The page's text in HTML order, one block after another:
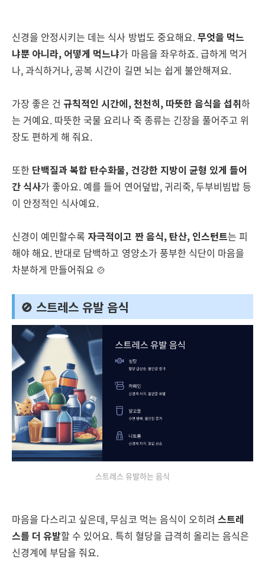
신경을 안정시키는 데는 식사 방법도 중요해요.무엇을 먹느
냐뿐 아니라, 어떻게 먹느냐가 마음을 좌우하죠. 급하게 먹거
나, 과식하거나, 공복 시간이 길면 뇌는 쉽게 불안해져요.
가장 좋은 건규칙적인 시간에, 천천히, 따뜻한 음식을 섭취하
는 거예요. 따뜻한 국물 요리나 죽 종류는 긴장을 풀어주고 위
장도 편하게 해 줘요.
또한 단백질과 복합 탄수화물, 건강한 지방이 균형 있게 들어
간 식사가 좋아요. 예를 들어 연어덮밥, 귀리죽, 두부비빔밥 등
이 안정적인 식사예요.
신경이 예민할수록 자극적이고 짠 음식, 탄산, 인스턴트는 피
해야 해요. 반대로 담백하고 영양소가 풍부한 식단이 마음을
차분하게 만들어줘요 🍲
🚫 스트레스 유발 음식
스트레스 유발하는 음식
마음을 다스리고 싶은데, 무심코 먹는 음식이 오히려 스트레
스를 더 유발할 수 있어요. 특히 혈당을 급격히 올리는 음식은
신경계에 부담을 줘요.